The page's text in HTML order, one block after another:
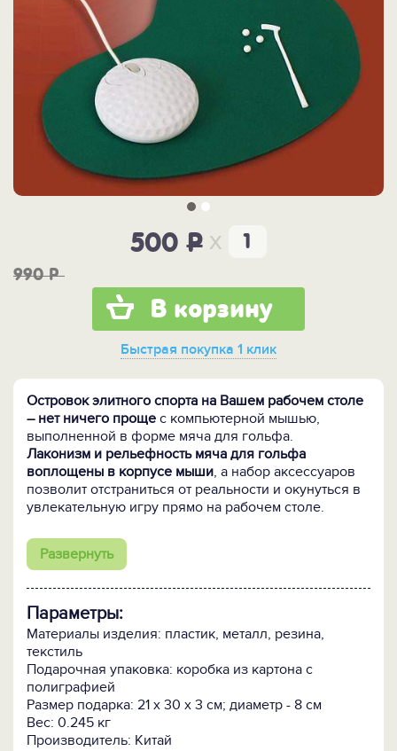
500P x
990P
В корзину
Быстрая покупка 1 клик
Островок элитного спорта на Вашем рабочем столе
– нет ничего проще с компьютерной мышью,
выполненной в форме мяча для гольфа.
Лаконизм и рельефность мяча для гольфа
воплощены в корпусе мыши, а набор аксессуаров
позволит отстраниться от реальности и окунуться в
увлекательную игру прямо на рабочем столе.
Помимо мышки-мяча в набор входят коврик для
мыши,имитирующий поле для гольфа, мини-
Развернуть
Параметры:
Материалы изделия: пластик, металл, резина,
текстиль
Подарочная упаковка: коробка из картона с
полиграфией
Размер подарка: 21 x 30 x 3 см; диаметр - 8 см
Вес: 0.245 кг
Производитель: Китай